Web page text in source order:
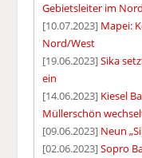
Gebietsleiter im
[10.07.2023] Mapei:
Nord/West
[19.06.2023]Sika
ein
[14.06.2023] Kiesel
Müllerschön
[09.06.2023] Neun
[02.06.2023]Sopro